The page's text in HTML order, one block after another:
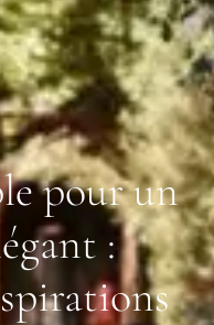
pour un
: